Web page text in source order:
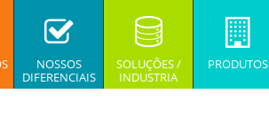
NOSSOS
DIFERENCIAIS
SOLUÇÕES /
INDUSTRIA
PRODUTOS